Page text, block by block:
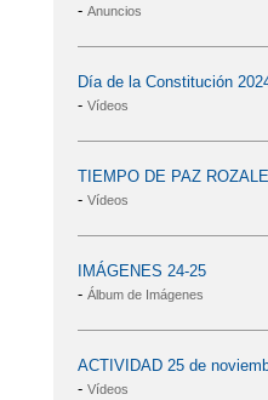
- Anuncios
Día de la Constitución
- Vídeos
TIEMPO DE PAZ
- Vídeos
IMÁGENES 24-25
- Álbum de Imágenes
ACTIVIDAD 25 de
- Vídeos